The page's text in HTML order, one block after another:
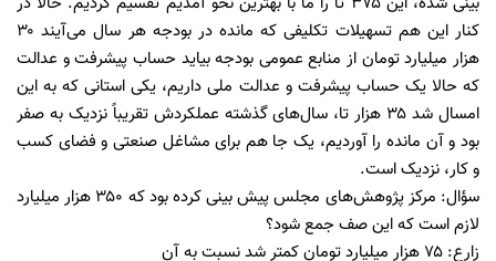
کنار این هم تسهیلات تکلیفی که مانده در بودجه هر سال می‌آیند ۳۰
هزار میلیارد تومان از منابع عمومی بودجه بیاید حساب پیشرفت و عدالت
که حالا یک حساب پیشرفت و عدالت ملی داریم، یکی استانی که به این
امسال شد ۳۵ هزار تا، سال‌های گذشته عملکردش تقریباً نزدیک به صفر
بود و آن مانده را آوردیم، یک جا هم برای مشاغل صنعتی و فضای کسب
و کار، نزدیک است.
سؤال: مرکز پژوهش‌های مجلس پیش بینی کرده بود که ۳۵۰ هزار میلیارد
لازم است که این صف جمع شود؟
زارع: ۷۵ هزار میلیارد تومان کمتر شد نسبت به آن